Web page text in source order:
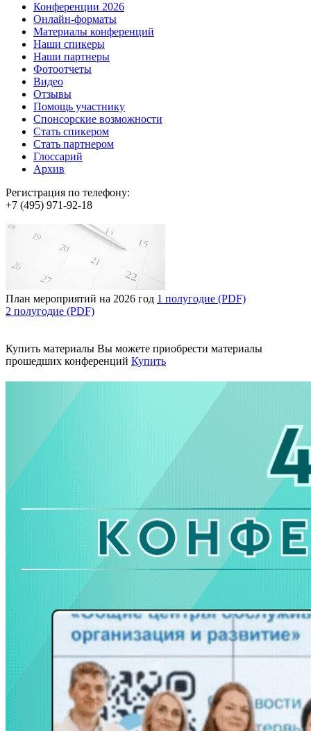
Конференции 2026
Онлайн-форматы
Материалы конференций
Наши спикеры
Наши партнеры
Фотоотчеты
Видео
Отзывы
Помощь участнику
Спонсорские возможности
Стать спикером
Стать партнером
Глоссарий
Архив
Регистрация по телефону:
+7 (495) 971-92-18
План мероприятий на 2026 год 1 полугодие (PDF)
2 полугодие (PDF)
Купить материалы Вы можете приобрести материалы
прошедших конференций Купить